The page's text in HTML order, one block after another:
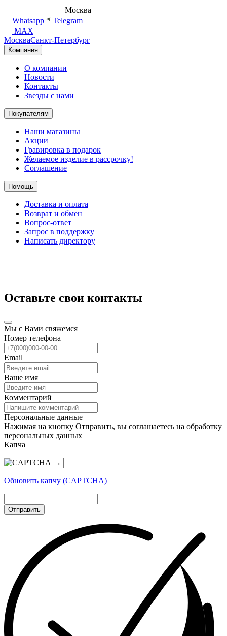
Москва
Whatsapp
Telegram
MAX
МоскваСанкт-Петербург
Компания
О компании
Новости
Контакты
Звезды с нами
Покупателям
Наши магазины
Акции
Гравировка в подарок
Желаемое изделие в рассрочку!
Соглашение
Помощь
Доставка и оплата
Возврат и обмен
Вопрос-ответ
Запрос в поддержку
Написать директору
Оставьте свои контакты
Мы с Вами свяжемся
Номер телефона
Email
Ваше имя
Комментарий
Персональные данные
Нажимая на кнопку Отправить, вы соглашаетесь на обработку
персональных данных
Капча
→
Обновить капчу (CAPTCHA)
Отправить